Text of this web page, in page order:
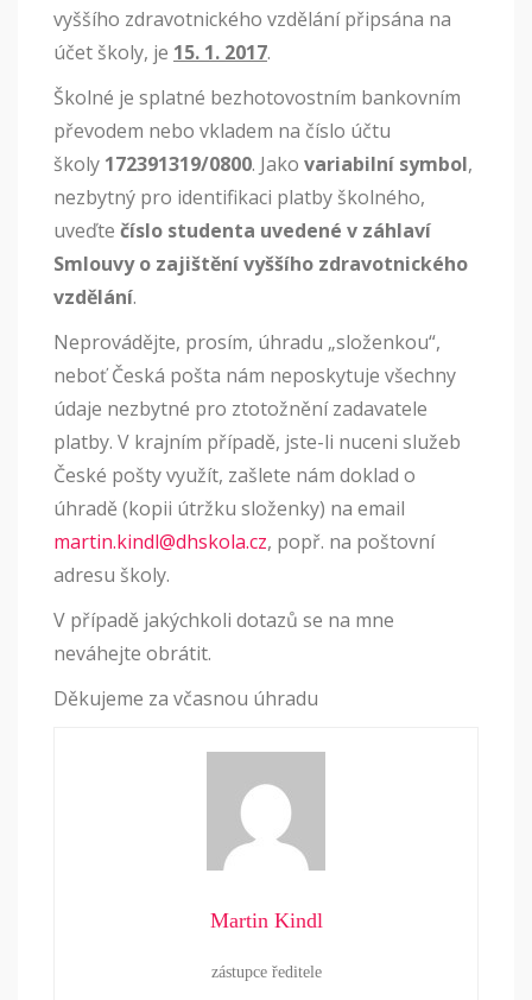
vyššího zdravotnického vzdělání připsána na
účet školy, je 15. 1. 2017.
Školné je splatné bezhotovostním bankovním
převodem nebo vkladem na číslo účtu
školy 172391319/0800. Jako variabilní symbol,
nezbytný pro identifikaci platby školného,
uveďte číslo studenta uvedené v záhlaví
Smlouvy o zajištění vyššího zdravotnického
vzdělání.
Neprovádějte, prosím, úhradu „složenkou“,
neboť Česká pošta nám neposkytuje všechny
údaje nezbytné pro ztotožnění zadavatele
platby. V krajním případě, jste-li nuceni služeb
České pošty využít, zašlete nám doklad o
úhradě (kopii útržku složenky) na email
martin.kindl@dhskola.cz, popř. na poštovní
adresu školy.
V případě jakýchkoli dotazů se na mne
neváhejte obrátit.
Děkujeme za včasnou úhradu
Martin Kindl
zástupce ředitele